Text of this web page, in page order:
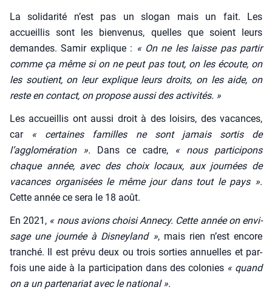
La soli­da­ri­té n’est pas un slo­gan mais un fait. Les
accueillis sont les bien­ve­nus, quelles que soient leurs
demandes. Samir explique : « On ne les laisse pas par­tir
comme ça même si on ne peut pas tout, on les écoute, on
les sou­tient, on leur explique leurs droits, on les aide, on
reste en contact, on pro­pose aus­si des acti­vi­tés. »
Les accueillis ont aus­si droit à des loi­sirs, des vacances,
car « cer­taines familles ne sont jamais sor­tis de
l’agglomération ». Dans ce cadre,
« nous par­ti­ci­pons
chaque année, avec des choix locaux, aux jour­nées de
vacances orga­ni­sées le même jour dans tout le pays ».
Cette année ce sera le 18 août.
En 2021, « nous avions choi­si Anne­cy. Cette année on envi­
sage une jour­née à Dis­ney­land », mais rien n’est encore
tran­ché. Il est pré­vu deux ou trois sor­ties annuelles et par­
fois une aide à la par­ti­ci­pa­tion dans des colo­nies « quand
on a un par­te­na­riat avec le natio­nal ».